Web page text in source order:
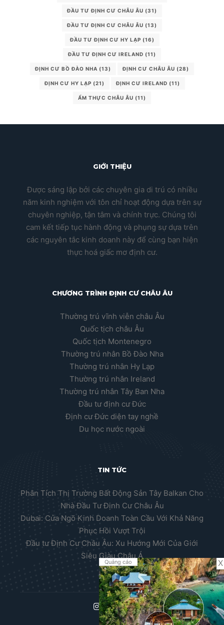
ĐẦU TƯ ĐỊNH CƯ CHÂU ÂU (31)
ĐẦU TƯ ĐỊNH CƯ CHÂU ÂU (13)
ĐẦU TƯ ĐỊNH CƯ HY LẠP (16)
ĐẦU TƯ ĐỊNH CƯ IRELAND (11)
ĐỊNH CƯ BỒ ĐÀO NHA (13) ĐỊNH CƯ CHÂU ÂU (28)
ĐỊNH CƯ HY LẠP (21) ĐỊNH CƯ IRELAND (11)
ẨM THỰC CHÂU ÂU (11)
GIỚI THIỆU
Được sáng lập bởi các chuyên gia di trú có nhiều
năm kinh nghiệm với tôn chỉ hoạt động dựa trên sự
chuyên nghiệp, tận tâm và chính trực. Chúng tôi
cam kết tiếp tục hành động và phụng sự dựa trên
các nguyên tắc kinh doanh này để cùng bạn hiện
thực hoá giấc mơ định cư.
CHƯƠNG TRÌNH ĐỊNH CƯ CHÂU ÂU
Thường trú vĩnh viễn châu Âu
Quốc tịch châu Âu
Quốc tịch Montenegro
Thường trú nhân Bồ Đào Nha
Thường trú nhân Hy Lạp
Thường trú nhân Ireland
Thường trú nhân Tây Ban Nha
Đầu tư định cư Đức
Định cư Đức diện tay nghề
Du học nước ngoài
TIN TỨC
Phân Tích Thị Trường Bất Động Sản Tây Balkan Cho
Nhà Đầu Tư Định Cư Châu Âu
Dubai: Cửa Ngõ Kinh Doanh Toàn Cầu Với Khả Năng
Phục Hồi Vượt Trội
Đầu tư Định Cư Châu Âu: Xu Hướng Mới Của Giới
Siêu Giàu Châu Á
Quảng cáo X